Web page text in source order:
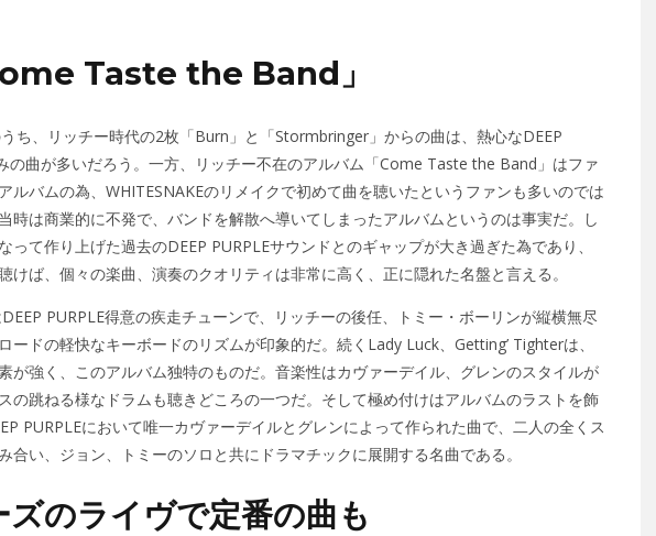
Taste the Band」
ち、リッチー時代の2枚「Burn」と「Stormbringer」からの曲は、熱心なDEEP
の曲が多いだろう。一方、リッチー不在のアルバム「Come Taste the Band」はファ
ルバムの為、WHITESNAKEのリメイクで初めて曲を聴いたというファンも多いのでは
時は商業的に不発で、バンドを解散へ導いてしまったアルバムというのは事実だ。し
て作り上げた過去のDEEP PURPLEサウンドとのギャップが大き過ぎた為であり、
けば、個々の楽曲、演奏のクオリティは非常に高く、正に隠れた名盤と言える。
PURPLE得意の疾走チューンで、リッチーの後任、トミー・ボーリンが縦横無尽
ードの軽快なキーボードのリズムが印象的だ。続くLady Luck、Getting’ Tighterは、
が強く、このアルバム独特のものだ。音楽性はカヴァーデイル、グレンのスタイルが
の跳ねる様なドラムも聴きどころの一つだ。そして極め付けはアルバムのラストを飾
PURPLEにおいて唯一カヴァーデイルとグレンによって作られた曲で、二人の全くス
合い、ジョン、トミーのソロと共にドラマチックに展開する名曲である。
のライヴで定番の曲も